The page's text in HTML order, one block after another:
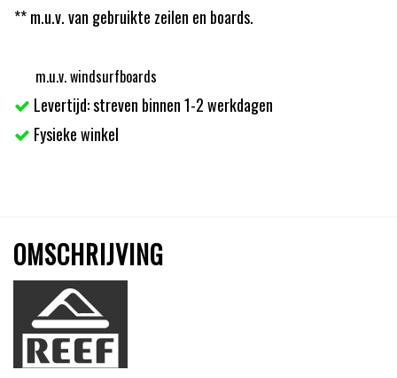
** m.u.v. van gebruikte zeilen en boards.
m.u.v. windsurfboards
Levertijd: streven binnen 1-2 werkdagen
Fysieke winkel
OMSCHRIJVING